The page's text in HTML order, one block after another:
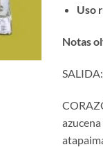
Uso
Notas